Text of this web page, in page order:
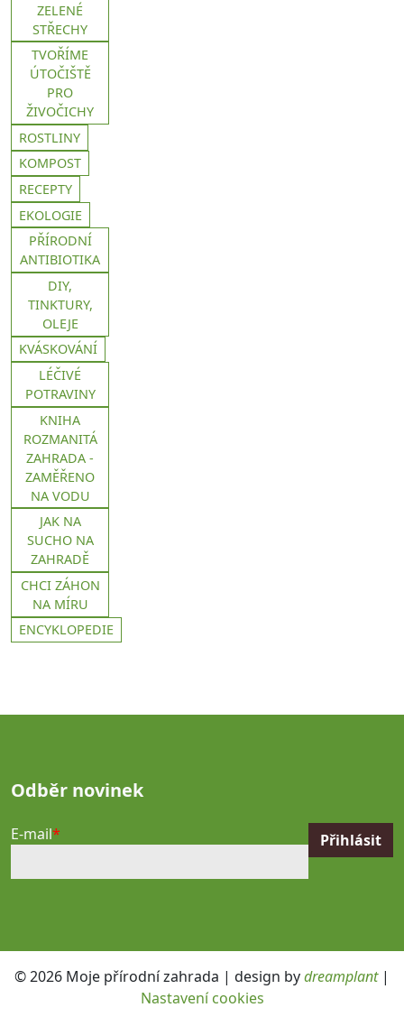
ZELENÉ
STŘECHY
TVOŘÍME
ÚTOČIŠTĚ
PRO
ŽIVOČICHY
ROSTLINY
KOMPOST
RECEPTY
EKOLOGIE
PŘÍRODNÍ
ANTIBIOTIKA
DIY,
TINKTURY,
OLEJE
KVÁSKOVÁNÍ
LÉČIVÉ
POTRAVINY
KNIHA
ROZMANITÁ
ZAHRADA -
ZAMĚŘENO
NA VODU
JAK NA
SUCHO NA
ZAHRADĚ
CHCI ZÁHON
NA MÍRU
ENCYKLOPEDIE
Odběr novinek
E-mail
© 2026 Moje přírodní zahrada | design bydreamplant|
Nastavení cookies